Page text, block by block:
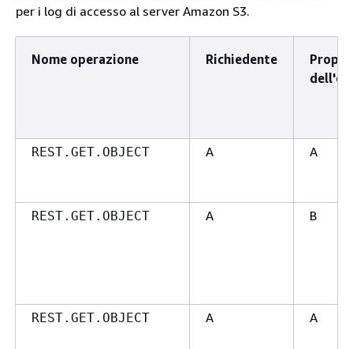
per i log di accesso al server Amazon S3.
Nome operazione Richiedente
REST.GET.OBJECT A A
REST.GET.OBJECT A B
REST.GET.OBJECT A A